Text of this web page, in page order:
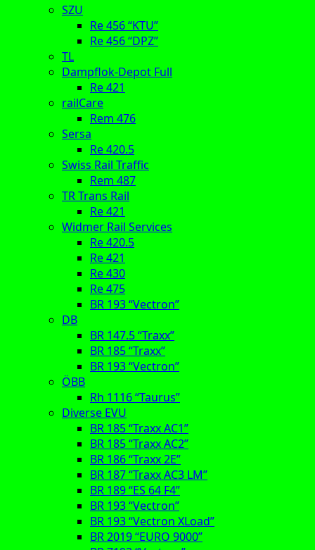
SZU
Re 456 “KTU”
Re 456 “DPZ”
TL
Dampflok-Depot Full
Re 421
railCare
Rem 476
Sersa
Re 420.5
Swiss Rail Traffic
Rem 487
TR Trans Rail
Re 421
Widmer Rail Services
Re 420.5
Re 421
Re 430
Re 475
BR 193 “Vectron”
DB
BR 147.5 “Traxx”
BR 185 “Traxx”
BR 193 “Vectron”
ÖBB
Rh 1116 “Taurus”
Diverse EVU
BR 185 “Traxx AC1”
BR 185 “Traxx AC2”
BR 186 “Traxx 2E”
BR 187 “Traxx AC3 LM”
BR 189 “ES 64 F4”
BR 193 “Vectron”
BR 193 “Vectron XLoad”
BR 2019 “EURO 9000”